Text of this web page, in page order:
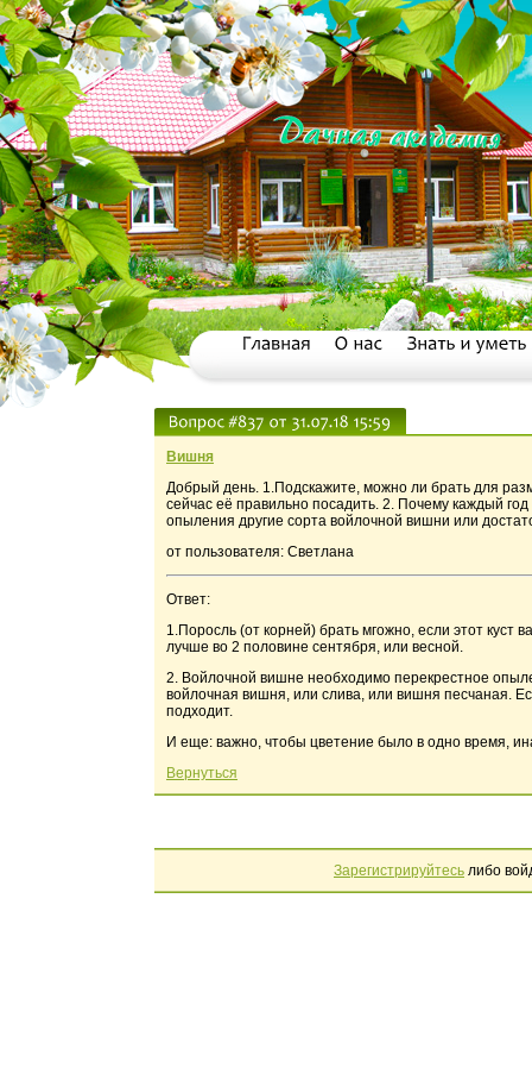
Вишня
Добрый день. 1.Подскажите, можно ли брать для
сейчас её правильно посадить. 2. Почему каждый
опыления другие сорта войлочной вишни или
от пользователя: Светлана
Ответ:
1.Поросль (от корней) брать мгожно, если этот куст
лучше во 2 половине сентября, или весной.
2. Войлочной вишне необходимо перекрестное
войлочная вишня, или слива, или вишня песчаная.
подходит.
И еще: важно, чтобы цветение было в одно время,
Вернуться
Зарегистрируйтесь либо